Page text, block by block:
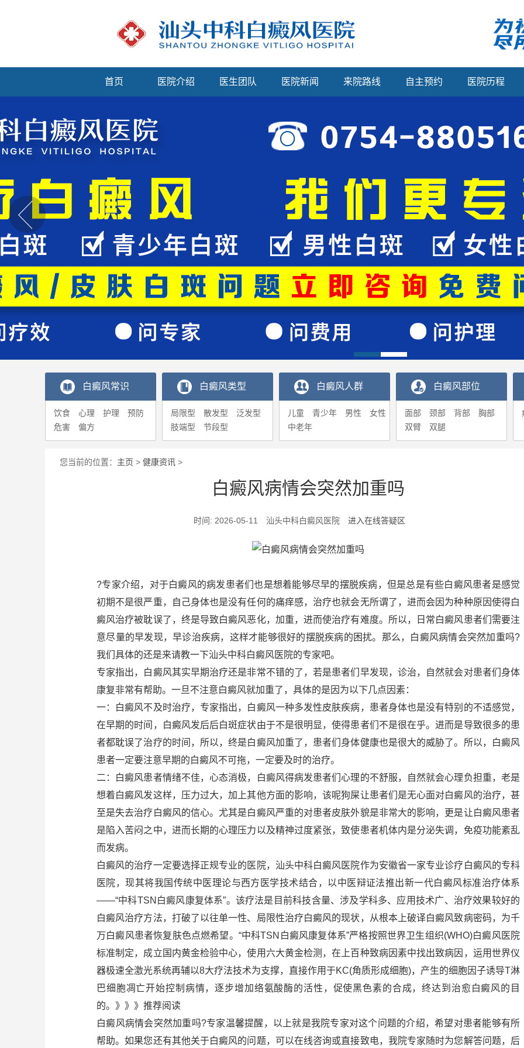
首页 医院介绍 医生团队 医院新闻 来院路线 自主预约 医院历程
白癜风常识
饮食 心理 护理
预防
危害
偏方
白癜风类型
局限型 散发型
泛发型
肢端型
节段型
白癜风人群
儿童 青少年 男性
女性
中老年
白癜风部位
面部 颈部 背部
胸部
双臂
双腿
您当前的位置： 主页 > 健康资讯 >
白癜风病情会突然加重吗
时间: 2026-05-11 汕头中科白癜风医院 进入在线答疑区
?专家介绍，对于白癜风的病发患者们也是想着能够尽早的摆脱疾病，但是总是有些白癜风患者是感觉
初期不是很严重，自己身体也是没有任何的痛痒感，治疗也就会无所谓了，进而会因为种种原因使得白
癜风治疗被耽误了，终是导致白癜风恶化，加重，进而使治疗有难度。所以，日常白癜风患者们需要注
意尽量的早发现，早诊治疾病，这样才能够很好的摆脱疾病的困扰。那么，白癜风病情会突然加重吗?
我们具体的还是来请教一下汕头中科白癜风医院的专家吧。
专家指出，白癜风其实早期治疗还是非常不错的了，若是患者们早发现，诊治，自然就会对患者们身体
康复非常有帮助。一旦不注意白癜风就加重了，具体的是因为以下几点因素：
一：白癜风不及时治疗，专家指出，白癜风一种多发性皮肤疾病，患者身体也是没有特别的不适感觉，
在早期的时间，白癜风发后后白斑症状由于不是很明显，使得患者们不是很在乎。进而是导致很多的患
者都耽误了治疗的时间，所以，终是白癜风加重了，患者们身体健康也是很大的威胁了。所以，白癜风
患者一定要注意早期的白癜风不可拖，一定要及时的治疗。
二：白癜风患者情绪不佳，心态消极，白癜风得病发患者们心理的不舒服，自然就会心理负担重，老是
想着白癜风发这样，压力过大，加上其他方面的影响，该呢狗屎让患者们是无心面对白癜风的治疗，甚
至是失去治疗白癜风的信心。尤其是白癜风严重的对患者皮肤外貌是非常大的影响，更是让白癜风患者
是陷入苦闷之中，进而长期的心理压力以及精神过度紧张，致使患者机体内是分泌失调，免疫功能紊乱
而发病。
白癜风的治疗一定要选择正规专业的医院，汕头中科白癜风医院作为安徽省一家专业诊疗白癜风的专科
医院，现其将我国传统中医理论与西方医学技术结合，以中医辩证法推出新一代白癜风标准治疗体系
——“中科TSN白癜风康复体系”。该疗法是目前科技含量、涉及学科多、应用技术广、治疗效果较好的
白癜风治疗方法，打破了以往单一性、局限性治疗白癜风的现状，从根本上破译白癜风致病密码，为千
万白癜风患者恢复肤色点燃希望。“中科TSN白癜风康复体系”严格按照世界卫生组织(WHO)白癜风医院
标准制定，成立国内黄金检验中心，使用六大黄金检测，在上百种致病因素中找出致病因，运用世界仪
器极速全激光系统再辅以8大疗法技术为支撑，直接作用于KC(角质形成细胞)，产生的细胞因子诱导T淋
巴细胞凋亡开始控制病情，逐步增加络氨酸酶的活性，促使黑色素的合成，终达到治愈白癜风的目
的。》》》推荐阅读
白癜风病情会突然加重吗?专家温馨提醒，以上就是我院专家对这个问题的介绍，希望对患者能够有所
帮助。如果您还有其他关于白癜风的问题，可以在线咨询或直接致电，我院专家随时为您解答问题，后